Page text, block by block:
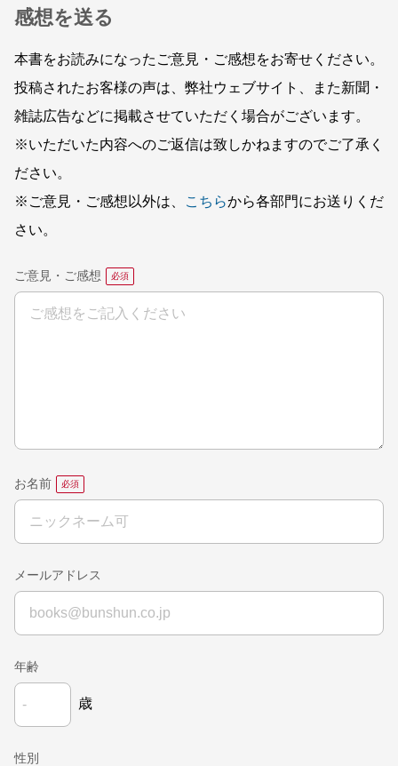
感想を送る
本書をお読みになったご意見・ご感想をお寄せください。
投稿されたお客様の声は、弊社ウェブサイト、また新聞・
雑誌広告などに掲載させていただく場合がございます。
※いただいた内容へのご返信は致しかねますのでご了承く
ださい。
※ご意見・ご感想以外は、
こちらから各部門にお送りくだ
さい。
ご意見・ご感想
お名前
メールアドレス
年齢
歳
性別